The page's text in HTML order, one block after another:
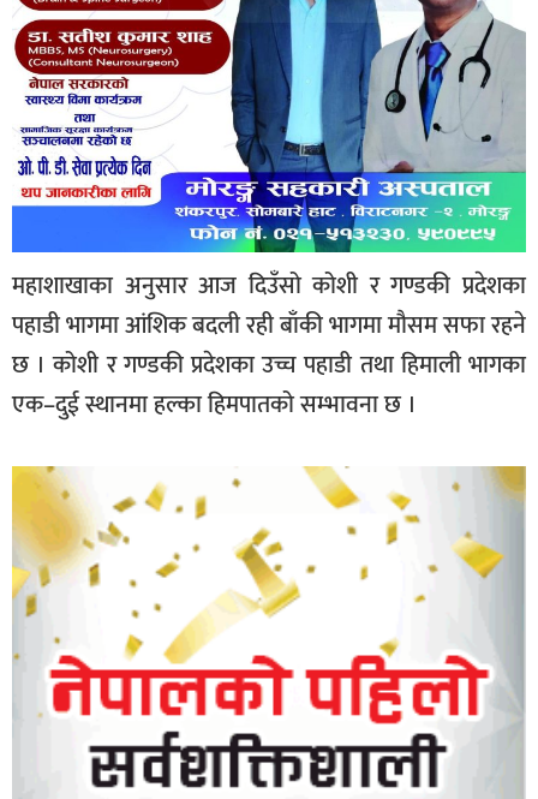
महाशाखाका अनुसार आज दिउँसो कोशी र गण्डकी प्रदेशका
पहाडी भागमा आंशिक बदली रही बाँकी भागमा मौसम सफा रहने
छ । कोशी र गण्डकी प्रदेशका उच्च पहाडी तथा हिमाली भागका
एक–दुई स्थानमा हल्का हिमपातको सम्भावना छ ।